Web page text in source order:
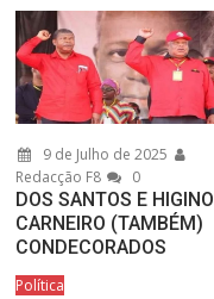
9 de Julho de 2025
Redacção F8
0
DOS SANTOS E HIGINO
CARNEIRO (TAMBÉM)
CONDECORADOS
Política